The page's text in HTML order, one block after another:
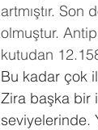
artmıştır. Son
olmuştur.
kutudan
Bu kadar çok
Zira başka bir
seviyelerinde.